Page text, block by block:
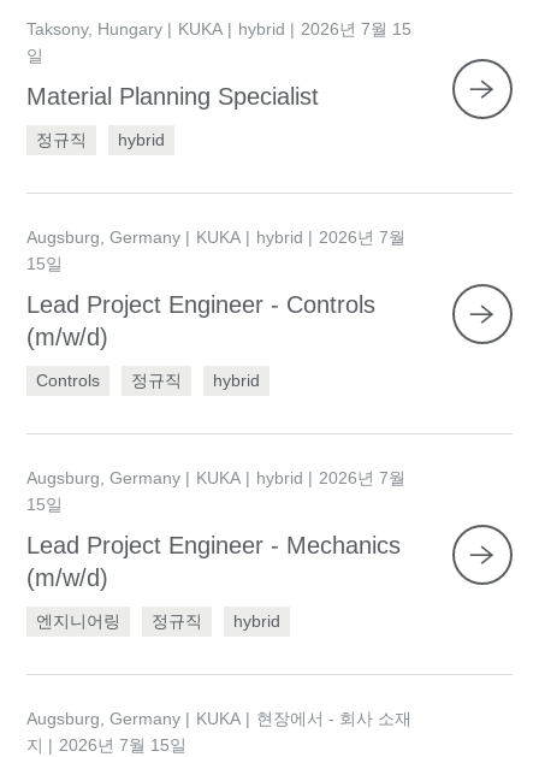
Taksony, Hungary KUKA hybrid
2026년 7월 15
일
Material Planning Specialist
정규직 hybrid
Augsburg, Germany KUKA hybrid
2026년 7월
15일
Lead Project Engineer - Controls
(m/w/d)
Controls 정규직 hybrid
Augsburg, Germany KUKA hybrid
2026년 7월
15일
Lead Project Engineer - Mechanics
(m/w/d)
엔지니어링 정규직 hybrid
Augsburg, Germany KUKA
현장에서 - 회사 소재
지
2026년 7월 15일